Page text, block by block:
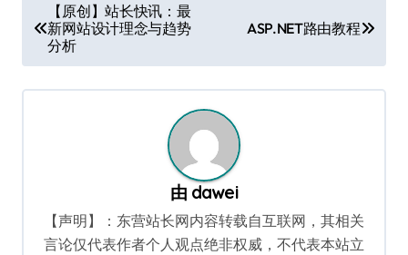
章
导
航
【原创】站长快讯：最
新网站设计理念与趋势
分析
ASP.NET路由教程
由 dawei
【声明】：东营站长网内容转载自互联网，其相关
言论仅代表作者个人观点绝非权威，不代表本站立